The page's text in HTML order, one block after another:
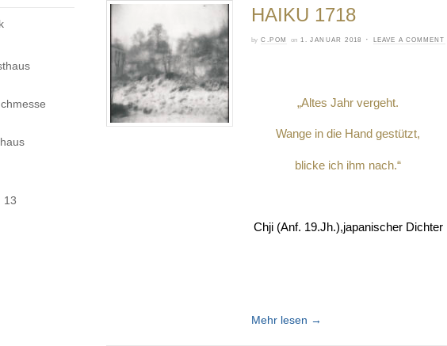
HAIKU 1718
by C.POM on 1. JANUAR 2018 ·LEAVE A COMMENT
„Altes Jahr vergeht.
Wange in die Hand gestützt,
blicke ich ihm nach.“
Chji (Anf. 19.Jh.),japanischer Dichter
Mehr lesen →
13